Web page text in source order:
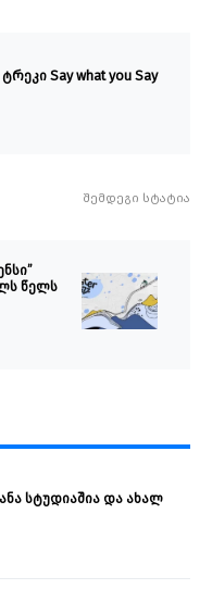
Say what you Say
შემდეგი სტატია
წელს
სტუდიაშია და ახალ